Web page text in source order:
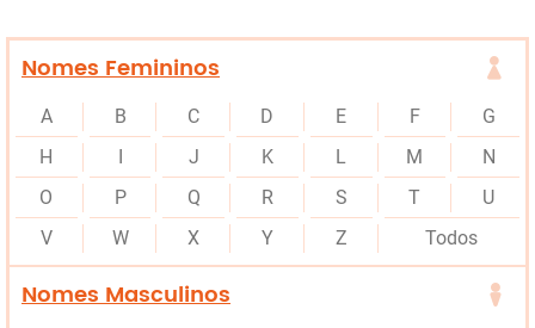
Nomes Femininos
A B C D E F
G
H
J K L M
N
O
P Q R S T
U
V
W X Y Z Todos
Nomes Masculinos